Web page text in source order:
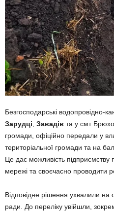
Безгосподарські водопровідно-
Зарудці Завадів та у смт
громади, офіційно передали у
територіальної громади та на
Це дає можливість підприємству
мережі та своєчасно проводити
Відповідне рішення ухвалили на
ради. До переліку увійшли,